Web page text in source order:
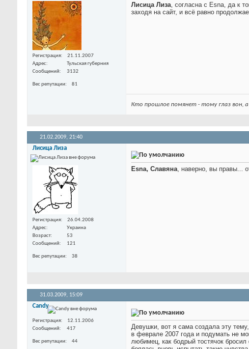
Регистрация
21.11.2007
Адрес
Тульская губерния
Сообщений
3132
Вес репутации 81
Лисица Лиза , согласна с Esna, да к
заходя на сайт, и всё равно
Кто прошлое помянет - тому глаз вон,
21.02.2009, 21:40
Лисица Лиза
Регистрация
26.04.2008
Адрес
Украина
Возраст
53
Сообщений
121
Вес репутации 38
Esna, Славяна, наверно, вы правы...
31.03.2009, 15:09
Candy
Регистрация
12.11.2006
Сообщений
417
Вес репутации 44
Девушки, вот я сама создала эту
в феврале 2007 года и подумать не
любимец, как бодрый тостячок